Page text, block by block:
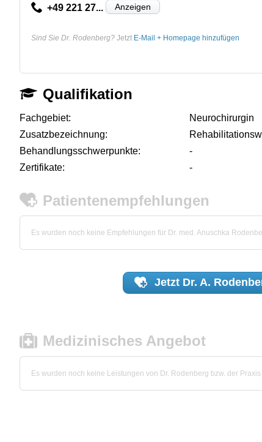
+49 221 27... Anzeigen
Sind Sie Dr. Rodenberg? Jetzt E-Mail + Homepage hinzufügen
Qualifikation
Fachgebiet:
Neurochirurgin
Zusatzbezeichnung:
Behandlungsschwerpunkte:
-
Zertifikate:
-
Patientenempfehlungen
Es wurden noch keine Empfehlungen für Dr. med. Anuschka
Jetzt Dr. A.
Medizinisches Angebot
Es wurden noch keine Leistungen von Dr. Rodenberg bzw. der